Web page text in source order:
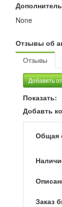
None
Отзывы об
Отзывы
Добавить
Показать:
Добавть
Общая
Заказ